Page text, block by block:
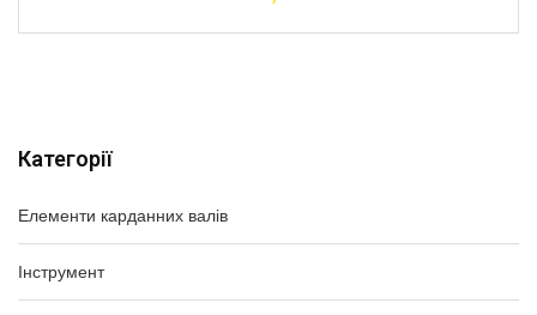
Категорії
Елементи карданних валів
Інструмент